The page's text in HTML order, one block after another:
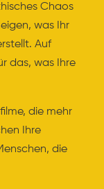
Chaos
was Ihr
Auf
das, was Ihre
die mehr
Ihre
die